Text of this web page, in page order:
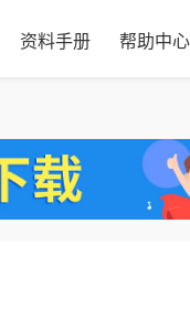
资料手册 帮助中心